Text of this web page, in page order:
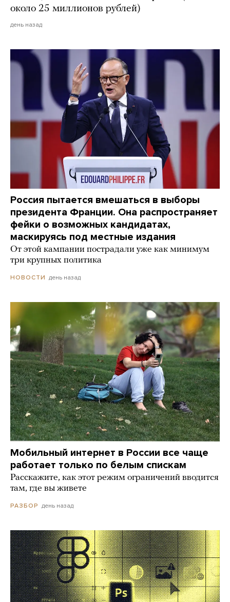
около 25 миллионов рублей)
день назад
Россия пытается вмешаться в выборы
президента Франции. Она распространяет
фейки о возможных кандидатах,
маскируясь под местные издания
От этой кампании пострадали уже как минимум
три крупных политика
НОВОСТИ день назад
Мобильный интернет в России все чаще
работает только по белым спискам
Расскажите, как этот режим ограничений вводится
там, где вы живете
РАЗБОР день назад